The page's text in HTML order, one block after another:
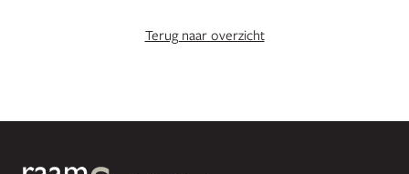
Terug naar overzicht